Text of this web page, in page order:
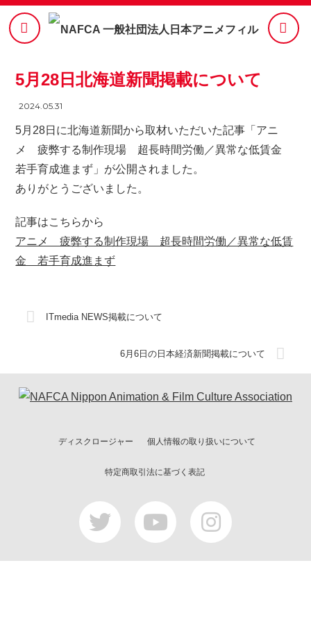
5月28日北海道新聞掲載について
2024.05.31
5月28日に北海道新聞から取材いただいた記事「アニ
メ 疲弊する制作現場 超長時間労働／異常な低賃金
若手育成進まず」が公開されました。
ありがとうございました。
記事はこちらから
アニメ 疲弊する制作現場 超長時間労働／異常な低賃
金 若手育成進まず
ITmedia NEWS掲載について
6月6日の日本経済新聞掲載について
ディスクロージャー 個人情報の取り扱いについて
特定商取引法に基づく表記